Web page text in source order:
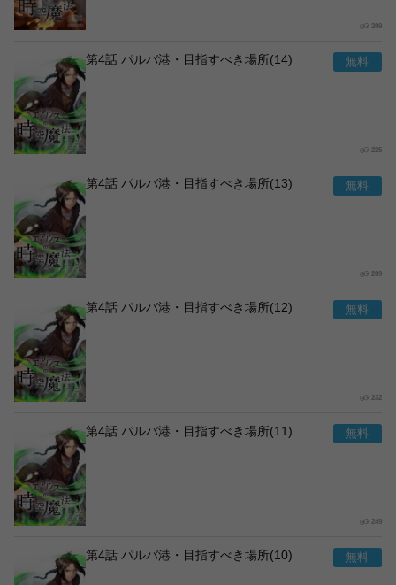
209
第4話 パルバ港・目指すべき場所(14)
225
第4話 パルバ港・目指すべき場所(13)
209
第4話 パルバ港・目指すべき場所(12)
232
第4話 パルバ港・目指すべき場所(11)
249
第4話 パルバ港・目指すべき場所(10)